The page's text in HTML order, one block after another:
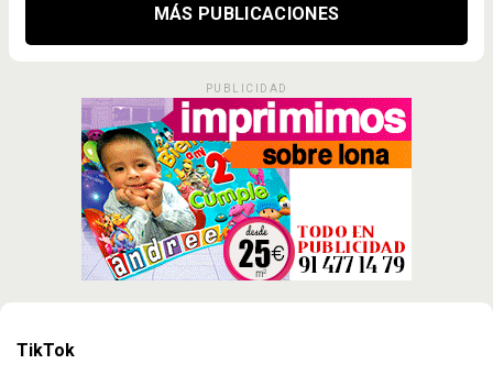
MÁS PUBLICACIONES
PUBLICIDAD
TikTok